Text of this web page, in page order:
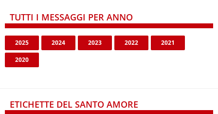
TUTTI I MESSAGGI PER ANNO
2025 2024 2023 2022 2021
2020
ETICHETTE DEL SANTO AMORE